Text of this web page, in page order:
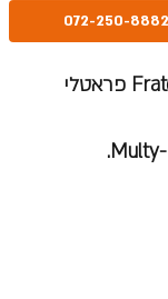
תנור אפייה 90 ס"מ משולב כיריים גז Fratelli פראטלי